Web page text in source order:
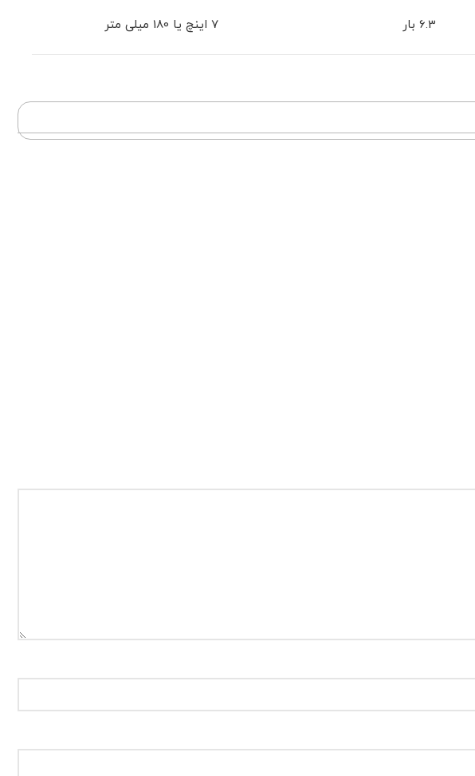
6.3 بار 7 اینچ یا 180 میلی متر